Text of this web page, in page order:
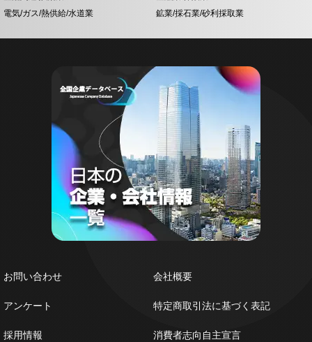
電気/ガス/熱供給/水道業
鉱業/採石業/砂利採取業
お問い合わせ
アンケート
採用情報
会社概要
特定商取引法に基づく表記
消費者志向自主宣言